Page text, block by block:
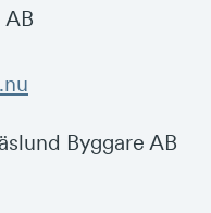
AB
Byggare AB